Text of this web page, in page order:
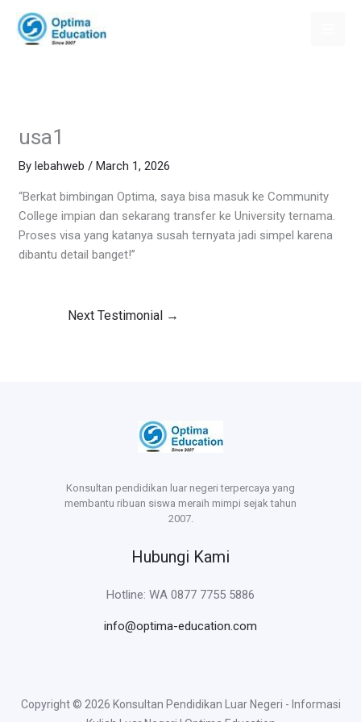
content
usa1
Bylebahweb/March 1, 2026
“Berkat bimbingan Optima, saya bisa masuk ke Community
College impian dan sekarang transfer ke University ternama.
Proses visa yang katanya susah ternyata jadi simpel karena
dibantu detail banget!”
Next Testimonial →
Konsultan pendidikan luar negeri terpercaya yang
membantu ribuan siswa meraih mimpi sejak tahun
2007.
Hubungi Kami
Hotline: WA 0877 7755 5886
info@optima-education.com
Copyright © 2026 Konsultan Pendidikan Luar Negeri - Informasi